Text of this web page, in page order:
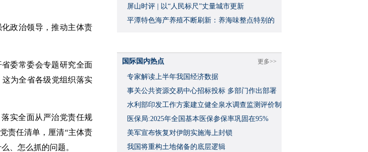
政治领导，推动主体责
委常委会专题研究全面
为全省各级党组织落实
实全面从严治党责任规
责任清单，厘清“主体责
、怎么抓的问题。
屏山时评 | 以“人民标尺”丈量城市更新
平潭特色海产养殖不断刷新：养海味整点特别的
更多>>
国际国内热点
专家解读上半年我国经济数据
事关公共资源交易中心招标投标 多部门作出部署
水利部印发工作方案建立健全泉水调查监测评价制
度
医保局:2025年全国基本医保参保率巩固在95%
美军宣布恢复对伊朗实施海上封锁
我国将重构土地储备的底层逻辑